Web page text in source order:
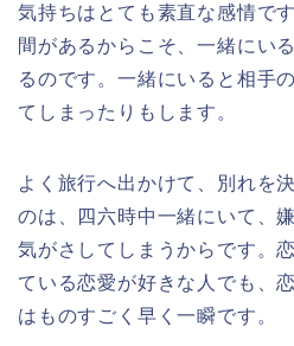
気持ちはとても素直な感情で
間があるからこそ、一緒にい
るのです。一緒にいると相手
てしまったりもします。
よく旅行へ出かけて、別れを
のは、四六時中一緒にいて、
気がさしてしまうからです。
ている恋愛が好きな人でも、
はものすごく早く一瞬です。